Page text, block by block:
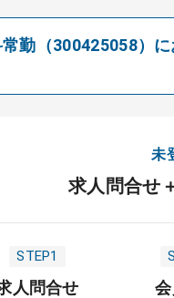
勤（300425058）に
未
求人問合せ
STEP1
人問合せ